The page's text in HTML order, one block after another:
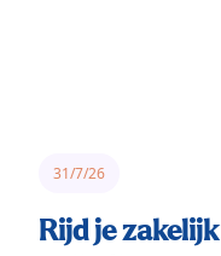
31/7/26
Rijd je